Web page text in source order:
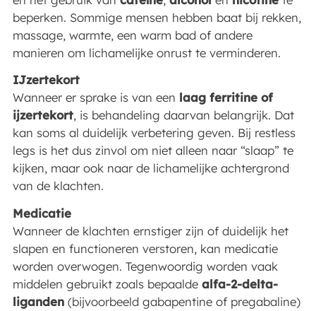
beperken. Sommige mensen hebben baat bij rekken,
massage, warmte, een warm bad of andere
manieren om lichamelijke onrust te verminderen.
IJzertekort
Wanneer er sprake is van een laag ferritine of
ijzertekort, is behandeling daarvan belangrijk. Dat
kan soms al duidelijk verbetering geven. Bij restless
legs is het dus zinvol om niet alleen naar “slaap” te
kijken, maar ook naar de lichamelijke achtergrond
van de klachten.
Medicatie
Wanneer de klachten ernstiger zijn of duidelijk het
slapen en functioneren verstoren, kan medicatie
worden overwogen. Tegenwoordig worden vaak
middelen gebruikt zoals bepaalde alfa-2-delta-
liganden(bijvoorbeeld gabapentine of pregabaline)